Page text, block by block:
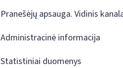
Pranešėjų apsauga. Vidinis
Administracinė informacija
Statistiniai duomenys